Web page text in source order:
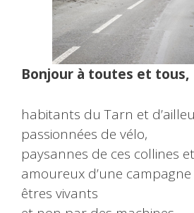
Bonjour à toutes et tous,
habitants du Tarn et
passionnées de vélo,
paysannes de ces collines
amoureux d’une
êtres vivants